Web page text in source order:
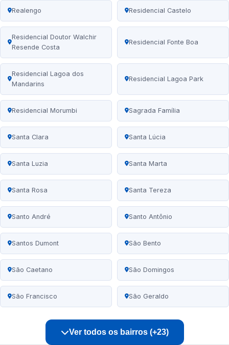
Realengo Residencial Castelo
Residencial Doutor Walchir
Resende Costa
Residencial Fonte Boa
Residencial Lagoa dos
Mandarins
Residencial Lagoa Park
Residencial Morumbi Sagrada Família
Santa Clara Santa Lúcia
Santa Luzia Santa Marta
Santa Rosa Santa Tereza
Santo André Santo Antônio
Santos Dumont São Bento
São Caetano São Domingos
São Francisco São Geraldo
Ver todos os bairros (+23)